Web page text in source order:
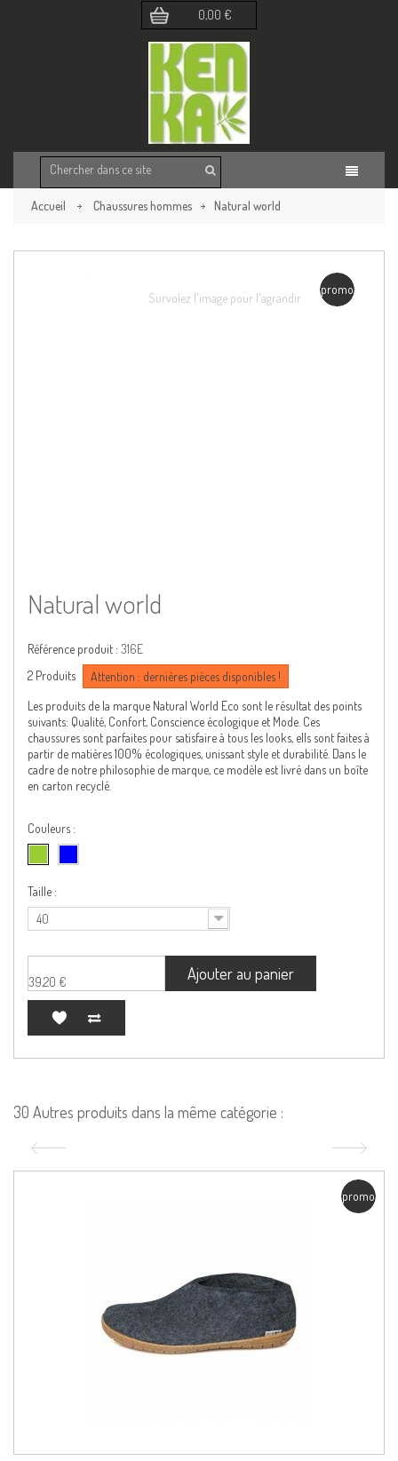
0,00 €
Accueil Chaussures hommes Natural world
promo
Survolez l'image pour l'agrandir
Natural world
Référence produit : 316E
2 Produits
Attention : dernières pièces disponibles !
Les produits de la marque Natural World Eco sont le résultat des points
suivants: Qualité, Confort, Conscience écologique et Mode. Ces
chaussures sont parfaites pour satisfaire à tous les looks, ells sont faites à
partir de matières 100% écologiques, unissant style et durabilité. Dans le
cadre de notre philosophie de marque, ce modèle est livré dans un boîte
en carton recyclé.
Couleurs :
Taille :
40
39,20 € Ajouter au panier
30 Autres produits dans la même catégorie :
promo